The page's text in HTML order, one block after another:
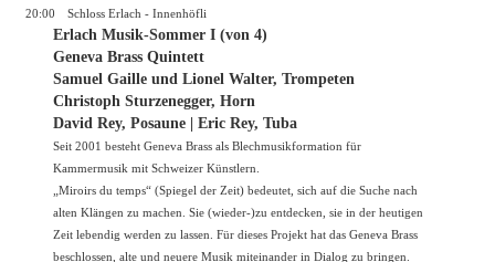
20:00 Schloss Erlach - Innenhöfli
Erlach Musik-Sommer I (von 4)
Geneva Brass Quintett
Samuel Gaille und Lionel Walter, Trompeten
Christoph Sturzenegger, Horn
David Rey, Posaune | Eric Rey, Tuba
Seit 2001 besteht Geneva Brass als Blechmusikformation für
Kammermusik mit Schweizer Künstlern.
„Miroirs du temps“ (Spiegel der Zeit) bedeutet, sich auf die Suche nach
alten Klängen zu machen. Sie (wieder-)zu entdecken, sie in der heutigen
Zeit lebendig werden zu lassen. Für dieses Projekt hat das Geneva Brass
beschlossen, alte und neuere Musik miteinander in Dialog zu bringen.